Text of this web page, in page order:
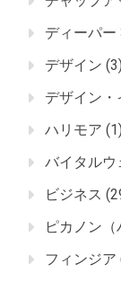
ディーパー
デザイン (3)
デザイン・
ハリモア (1)
バイタルウ
ビジネス
ピカノン（
フィンジア